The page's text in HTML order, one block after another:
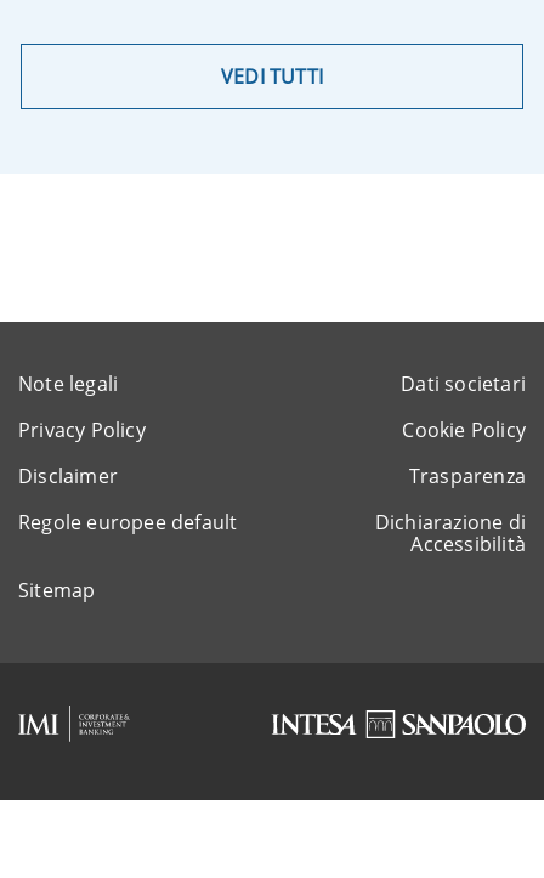
VEDI TUTTI
Note legali
Dati societari
Privacy Policy
Cookie Policy
Disclaimer
Trasparenza
Regole europee default
Dichiarazione di
Accessibilità
Sitemap